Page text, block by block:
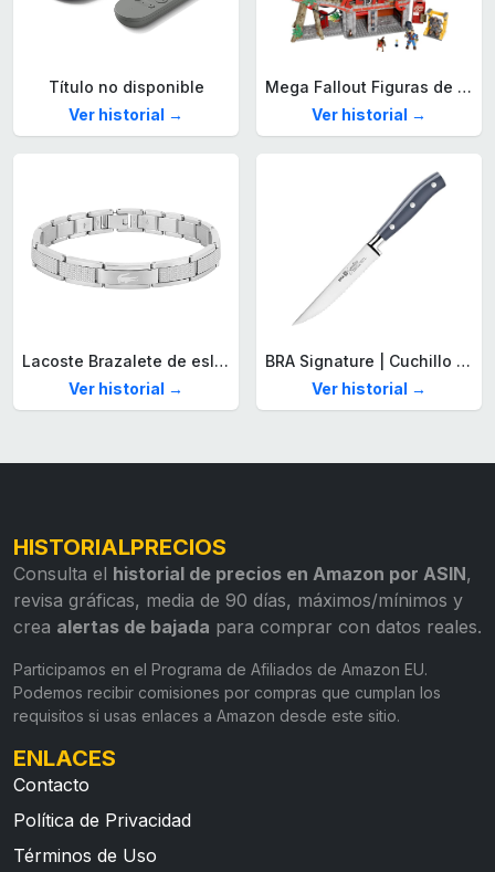
Título no disponible
Ver historial →
Mega Fallout Figuras de acción y Juguetes de construcción, Parada de Camiones Red Rocket con 824 Piezas, 2 Personajes articulados y Accesorios, para coleccionistas, HXT00
Ver historial →
Lacoste Brazalete de eslabón para Hombre Colección STENCIL de Acero inoxidable
Ver historial →
BRA Signature | Cuchillo tomatero 120 mm, Acero Inoxidable alemán forjado con Molibdeno Vanadio, Mango Remachado ABS, Diseño Ergonómico, Hoja 1,6 mm espesor
Ver historial →
HISTORIALPRECIOS
Consulta el historial de precios en Amazon por ASIN,
revisa gráficas, media de 90 días, máximos/mínimos y
crea alertas de bajada para comprar con datos reales.
Participamos en el Programa de Afiliados de Amazon EU.
Podemos recibir comisiones por compras que cumplan los
requisitos si usas enlaces a Amazon desde este sitio.
ENLACES
Contacto
Política de Privacidad
Términos de Uso